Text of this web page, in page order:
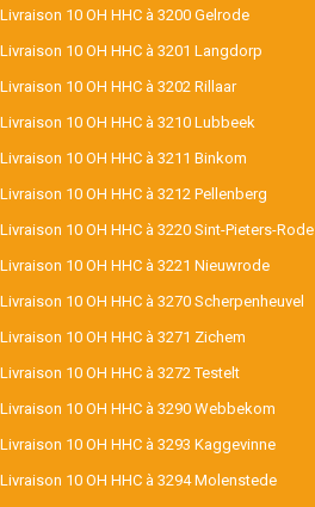
Livraison 10 OH HHC à 3200 Gelrode
Livraison 10 OH HHC à 3201 Langdorp
Livraison 10 OH HHC à 3202 Rillaar
Livraison 10 OH HHC à 3210 Lubbeek
Livraison 10 OH HHC à 3211 Binkom
Livraison 10 OH HHC à 3212 Pellenberg
Livraison 10 OH HHC à 3220 Sint-Pieters-Rode
Livraison 10 OH HHC à 3221 Nieuwrode
Livraison 10 OH HHC à 3270 Scherpenheuvel
Livraison 10 OH HHC à 3271 Zichem
Livraison 10 OH HHC à 3272 Testelt
Livraison 10 OH HHC à 3290 Webbekom
Livraison 10 OH HHC à 3293 Kaggevinne
Livraison 10 OH HHC à 3294 Molenstede